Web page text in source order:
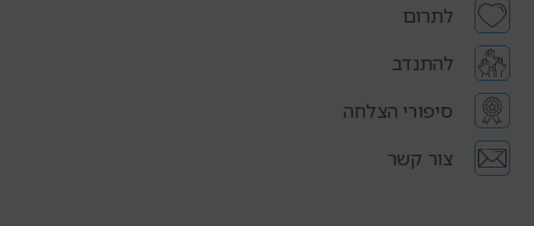
לתרום
להתנדב
סיפורי הצלחה
צור קשר